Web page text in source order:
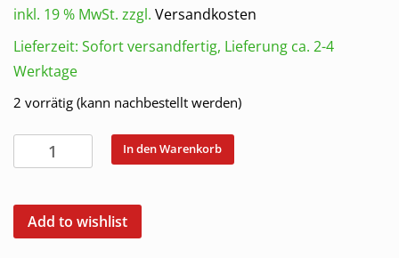
inkl. 19 % MwSt. zzgl. Versandkosten
Lieferzeit: Sofort versandfertig, Lieferung ca. 2-4
Werktage
2 vorrätig (kann nachbestellt werden)
Herzgespann
50g
In den Warenkorb
Add to wishlist